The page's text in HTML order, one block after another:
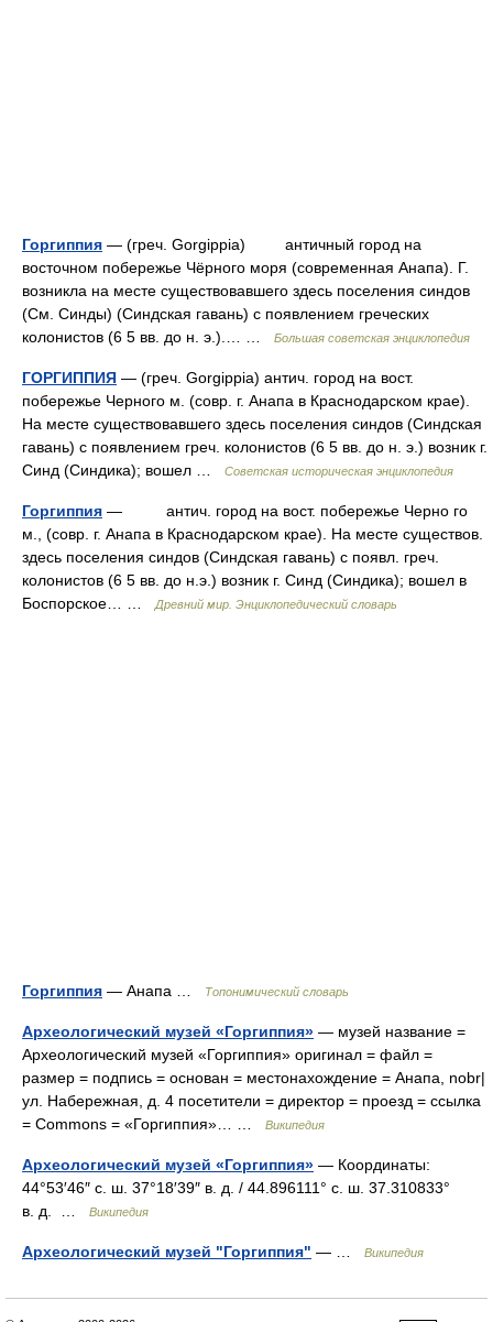
Горгиппия — (греч. Gorgippia) античный город на
восточном побережье Чёрного моря (современная Анапа). Г.
возникла на месте существовавшего здесь поселения синдов
(См. Синды) (Синдская гавань) с появлением греческих
колонистов (6 5 вв. до н. э.).… …
Большая советская энциклопедия
ГОРГИППИЯ — (греч. Gorgippia) антич. город на вост.
побережье Черного м. (совр. г. Анапа в Краснодарском крае).
На месте существовавшего здесь поселения синдов (Синдская
гавань) с появлением греч. колонистов (6 5 вв. до н. э.) возник г.
Синд (Синдика); вошел …
Советская историческая энциклопедия
Горгиппия — антич. город на вост. побережье Черно го
м., (совр. г. Анапа в Краснодарском крае). На месте существов.
здесь поселения синдов (Синдская гавань) с появл. греч.
колонистов (6 5 вв. до н.э.) возник г. Синд (Синдика); вошел в
Боспорское… …Древний мир. Энциклопедический словарь
Горгиппия — Анапа … Топонимический словарь
Археологический музей «Горгиппия» — музей название =
Археологический музей «Горгиппия» оригинал = файл =
размер = подпись = основан = местонахождение = Анапа, nobr|
ул. Набережная, д. 4 посетители = директор = проезд = ссылка
= Commons = «Горгиппия»… …
Википедия
Археологический музей «Горгиппия» — Координаты:
44°53′46″ с. ш. 37°18′39″ в. д. / 44.896111° с. ш. 37.310833°
в. д. …
Википедия
Археологический музей "Горгиппия" — … Википедия